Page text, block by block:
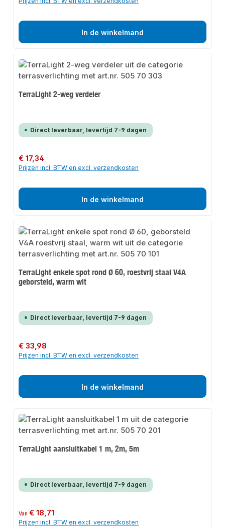
In de winkelmand
TerraLight 2-weg verdeler
Direct leverbaar, levertijd 7-9 dagen
Normale prijs:
€ 17,34
Prijzen incl. BTW en excl. verzendkosten
In de winkelmand
TerraLight enkele spot rond Ø 60, roestvrij staal V4A
geborsteld, warm wit
Direct leverbaar, levertijd 7-9 dagen
Normale prijs:
€ 33,98
Prijzen incl. BTW en excl. verzendkosten
In de winkelmand
TerraLight aansluitkabel 1 m, 2m, 5m
Direct leverbaar, levertijd 7-9 dagen
Normale prijs:
Van€ 18,71
Prijzen incl. BTW en excl. verzendkosten